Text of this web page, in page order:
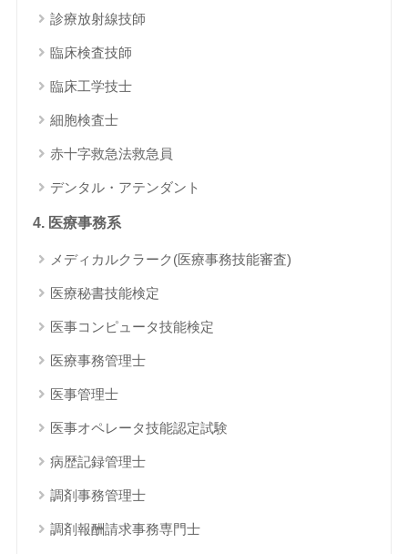
診療放射線技師
臨床検査技師
臨床工学技士
細胞検査士
赤十字救急法救急員
デンタル・アテンダント
4. 医療事務系
メディカルクラーク(医療事務技能審査)
医療秘書技能検定
医事コンピュータ技能検定
医療事務管理士
医事管理士
医事オペレータ技能認定試験
病歴記録管理士
調剤事務管理士
調剤報酬請求事務専門士